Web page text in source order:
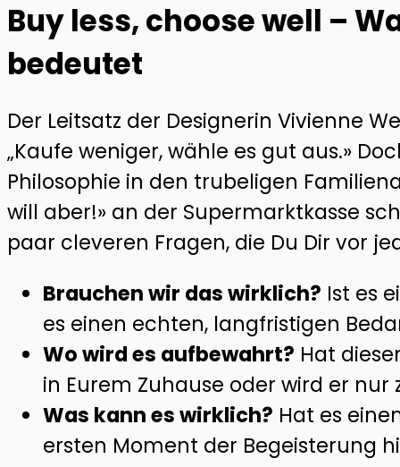
Buy less, choose well –
bedeutet
Der Leitsatz der Designerin Vivienne
„Kaufe weniger, wähle es gut aus.»
Philosophie in den trubeligen
will aber!» an der Supermarktkasse
paar cleveren Fragen, die Du Dir vor
Brauchen wir das wirklich? Ist es
es einen echten, langfristigen
Wo wird es aufbewahrt? Hat
in Eurem Zuhause oder wird er
Was kann es wirklich? Hat es
ersten Moment der Begeisterung